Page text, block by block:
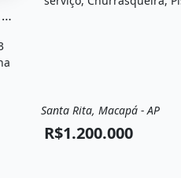
Casa no santa Rita. 338m² de Área, 3 Vagas na garageme4 Dormitórios
Venda Casa
Santa Rita, Macapá - AP
R$1.200.000